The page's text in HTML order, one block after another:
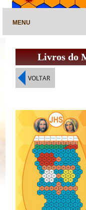
MENU
Livros do
VOLTAR